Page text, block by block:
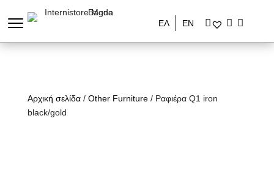
ΕΛ ΕΝ
Αρχική σελίδα/ Other Furniture/ Ραφιέρα Q1 iron
black/gold